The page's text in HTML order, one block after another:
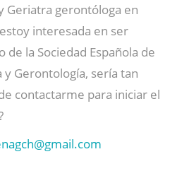
Geriatra gerontóloga en
interesada en ser
de la Sociedad Española de
y Gerontología, sería tan
contactarme para iniciar el
gmail.com